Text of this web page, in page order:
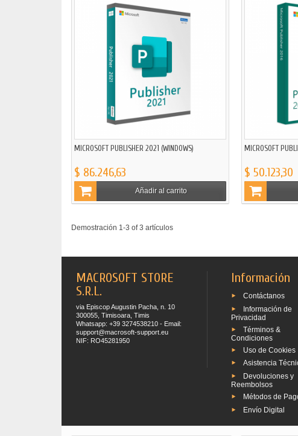
MICROSOFT PUBLISHER 2021 (WINDOWS)
$ 86.246,63
Añadir al carrito
MICROSOFT
$ 50.123,30
Demostración 1-3 of 3 artículos
MACROSOFT STORE
S.R.L.
via Episcop Augustin Pacha, n. 10
300055, Timisoara, Timis
Whatsapp: +39 3274538210 - Email:
support@macrosoft-support.eu
NIF: RO45281950
Información
Contáctanos
Información de
Privacidad
Términos &
Condiciones
Uso de Cookies
Asistencia
Devoluciones y
Reembolsos
Métodos de
Envío Digital